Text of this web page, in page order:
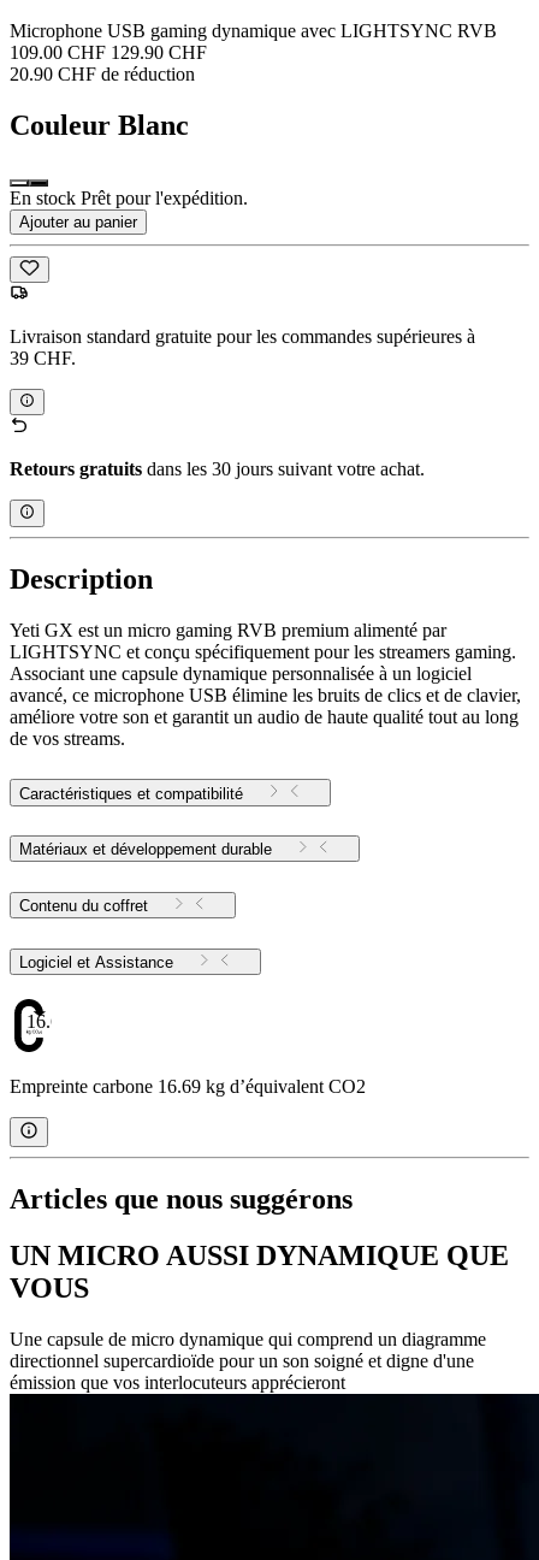
Microphone USB gaming dynamique avec LIGHTSYNC RVB
109.00 CHF 129.90 CHF
20.90 CHF de réduction
Couleur Blanc
En stock Prêt pour l'expédition.
Ajouter au panier
Livraison standard gratuite pour les commandes supérieures à
39 CHF.
Retours gratuits dans les 30 jours suivant votre achat.
Description
Yeti GX est un micro gaming RVB premium alimenté par
LIGHTSYNC et conçu spécifiquement pour les streamers gaming.
Associant une capsule dynamique personnalisée à un logiciel
avancé, ce microphone USB élimine les bruits de clics et de clavier,
améliore votre son et garantit un audio de haute qualité tout au long
de vos streams.
Caractéristiques et compatibilité
Matériaux et développement durable
Contenu du coffret
Logiciel et Assistance
16.69
Empreinte carbone 16.69 kg d’équivalent CO2
Articles que nous suggérons
UN MICRO AUSSI DYNAMIQUE QUE
VOUS
Une capsule de micro dynamique qui comprend un diagramme
directionnel supercardioïde pour un son soigné et digne d'une
émission que vos interlocuteurs apprécieront